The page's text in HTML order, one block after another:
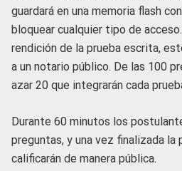
guardará en una memoria flash
bloquear cualquier tipo de
rendición de la prueba escrita,
a un notario público. De las 100
azar 20 que integrarán cada
Durante 60 minutos los
preguntas, y una vez finalizada la
calificarán de manera pública.